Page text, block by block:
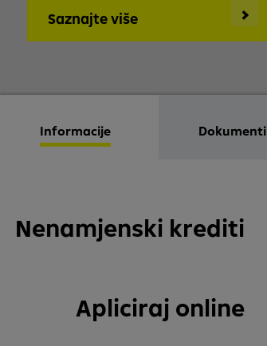
Saznajte više
Informacije Dokumenti
Nenamjenski krediti
Apliciraj online